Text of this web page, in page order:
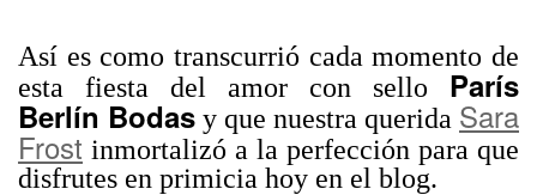
Así es como transcurrió cada momento de
esta fiesta del amor con sello París
Berlín Bodas y que nuestra querida Sara
Frost inmortalizó a la perfección para que
disfrutes en primicia hoy en el blog.